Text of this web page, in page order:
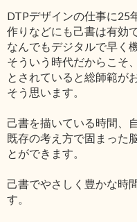
DTPデザインの仕事に25
作りなどにも己書は有効で
なんでもデジタルで早く
そういう時代だからこそ
とされていると総師範が
そう思います。
己書を描いている時間、
既存の考え方で固まった
とができます。
己書でやさしく豊かな時
す。